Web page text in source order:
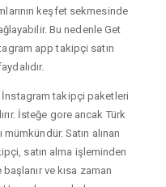
keşfet sekmesinde
Bu nedenle Get
app takipçi satın
İnstagram takipçi paketleri
İsteğe gore ancak Türk
Satın alınan
satın alma işleminden
ve kısa zaman